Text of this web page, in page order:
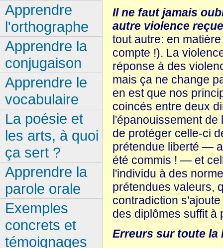
Il ne faut jamais
autre violence
tout autre: en
compte !). La
réponse à des
mais ça ne change
en est que nos
coincés entre deux
l'épanouissement de
de protéger celle-ci
prétendue liberté —
été commis ! — et
l'individu à des
prétendues valeurs,
contradiction
des diplômes suffit à
Erreurs sur toute la
Apprendre
l'orthographe
Apprendre la
conjugaison
Apprendre le
vocabulaire
La poésie et
les arts, à quoi
ça sert ?
Apprendre la
parole orale
Exemples
concrets et
témoignages